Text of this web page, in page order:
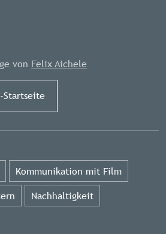
von Felix Aichele
Startseite
Kommunikation mit Film
Nachhaltigkeit